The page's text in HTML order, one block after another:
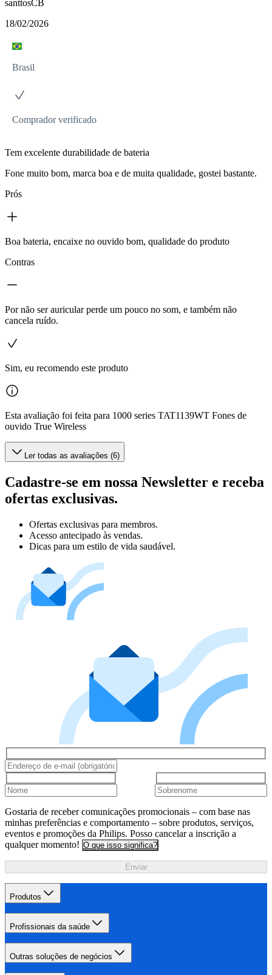
santtosCB
18/02/2026
Brasil
Comprador verificado
Tem excelente durabilidade de bateria
Fone muito bom, marca boa e de muita qualidade, gostei bastante.
Prós
Boa bateria, encaixe no ouvido bom, qualidade do produto
Contras
Por não ser auricular perde um pouco no som, e também não
cancela ruído.
Sim, eu recomendo este produto
Esta avaliação foi feita para 1000 series TAT1139WT Fones de
ouvido True Wireless
Ler todas as avaliações (6)
Cadastre-se em nossa Newsletter e receba
ofertas exclusivas.
Ofertas exclusivas para membros.
Acesso antecipado às vendas.
Dicas para um estilo de vida saudável.
Gostaria de receber comunicações promocionais – com base nas
minhas preferências e comportamento – sobre produtos, serviços,
eventos e promoções da Philips. Posso cancelar a inscrição a
qualquer momento! O que isso significa?
Enviar
Produtos
Profissionais da saúde
Outras soluções de negócios